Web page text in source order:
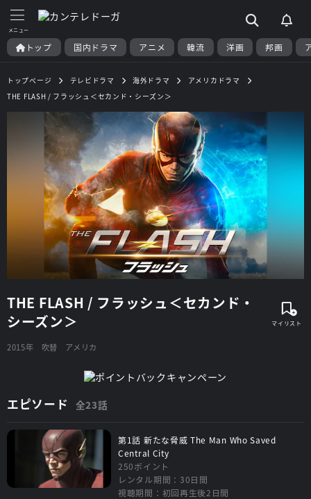
トップ 国内ドラマ アニメ 韓流 洋画 邦画
トップページ テレビドラマ 海外ドラマ
アメリカドラマ
THE FLASH / フラッシュ＜セカンド・シーズン＞
THE FLASH / フラッシュ＜セカンド・
シーズン＞
2015年 吹替 アメリカ
エピソード 全23話
第1話 新たな脅威 The Man Who Saved
Central City
250ポイント
レンタル期間：30日間
視聴期間：初回再生後2日間